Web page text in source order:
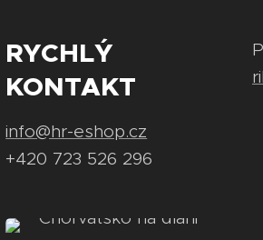
RYCHLÝ
KONTAKT
info@hr-eshop.cz
+420 723 526 296